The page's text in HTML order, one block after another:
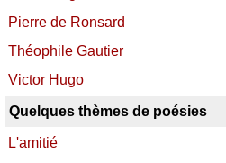
Pierre de Ronsard
Théophile Gautier
Victor Hugo
Quelques thèmes de poésies
L'amitié